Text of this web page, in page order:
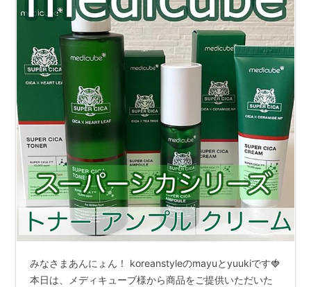
みなさまあんにょん！ koreanstyleのmayuとyuukiです🍓
本日は、メディキューブ様から商品をご提供いただいた